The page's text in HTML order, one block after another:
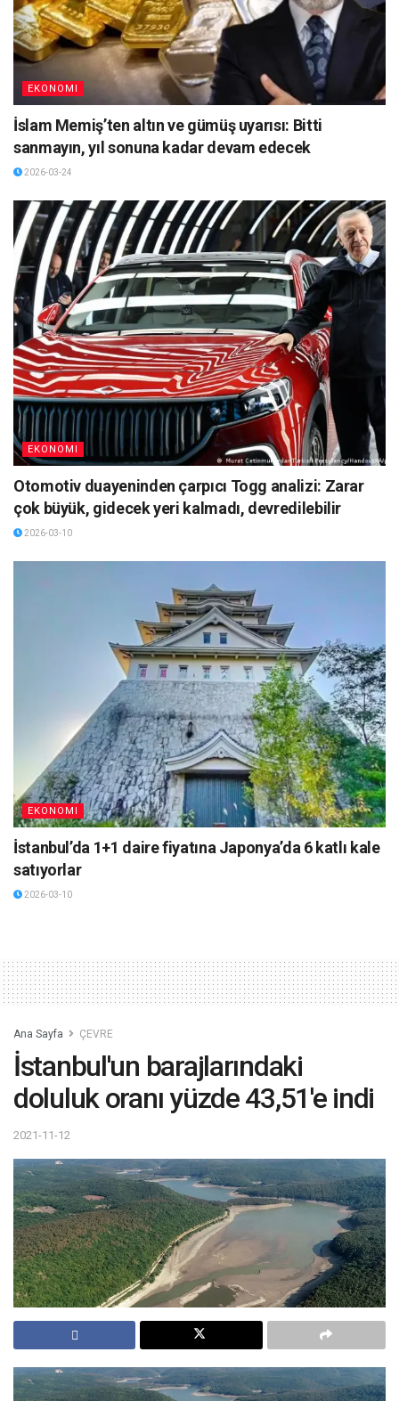
EKONOMI
İslam Memiş’ten altın ve gümüş uyarısı: Bitti
sanmayın, yıl sonuna kadar devam edecek
2026-03-24
EKONOMI
Otomotiv duayeninden çarpıcı Togg analizi: Zarar
çok büyük, gidecek yeri kalmadı, devredilebilir
2026-03-10
EKONOMI
İstanbul’da 1+1 daire fiyatına Japonya’da 6 katlı kale
satıyorlar
2026-03-10
Ana Sayfa ÇEVRE
İstanbul'un barajlarındaki
doluluk oranı yüzde 43,51'e indi
2021-11-12